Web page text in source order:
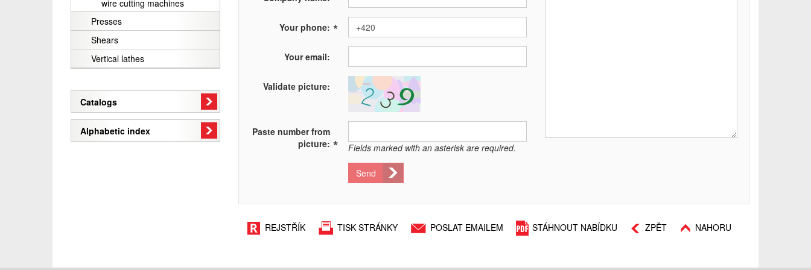
wire cutting machines
Presses
Shears
Vertical lathes
Catalogs
Alphabetic index
Your phone: *
Your email:
Validate picture:
Paste number from
picture: * Fields marked with an asterisk are required.
Send
REJSTŘÍK TISK STRÁNKY POSLAT EMAILEM STÁHNOUT NABÍDKU ZPĚT NAHORU